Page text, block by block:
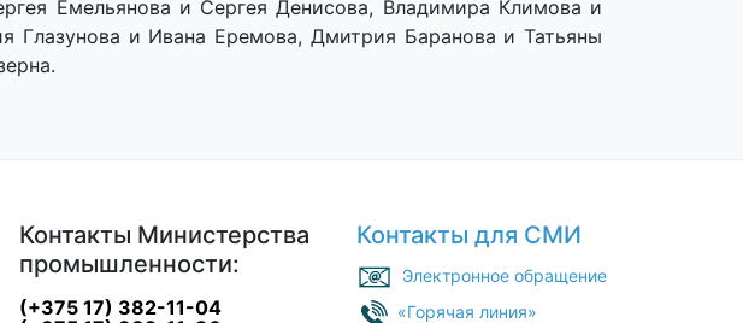
Емельянова и Сергея Денисова, Владимира Климова и
и Ивана Еремова, Дмитрия Баранова и Татьяны
Контакты Министерства
промышленности:
(+375 17) 382-11-04
Контакты для СМИ
Электронное обращение
«Горячая линия»